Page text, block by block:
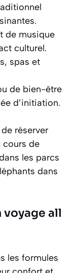
de musique
culturel.
spas et
de bien-être
d’initiation.
réserver
cours de
les parcs
dans
voyage all
les formules